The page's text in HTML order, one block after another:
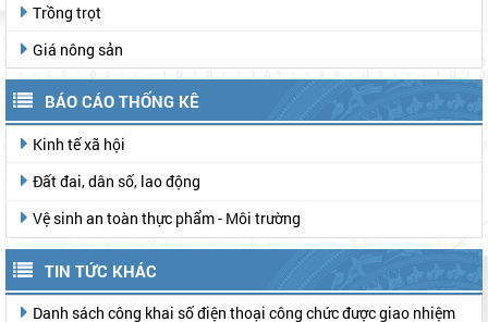
Trồng trọt
Giá nông sản
BÁO CÁO THỐNG KÊ
Kinh tế xã hội
Đất đai, dân số, lao động
Vệ sinh an toàn thực phẩm - Môi trường
TIN TỨC KHÁC